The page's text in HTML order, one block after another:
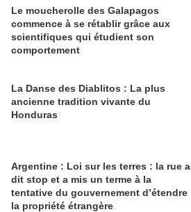
Le moucherolle des Galapagos
commence à se rétablir grâce aux
scientifiques qui étudient son
comportement
La Danse des Diablitos : La plus
ancienne tradition vivante du
Honduras
Argentine : Loi sur les terres : la rue a
dit stop et a mis un terme à la
tentative du gouvernement d’étendre
la propriété étrangère